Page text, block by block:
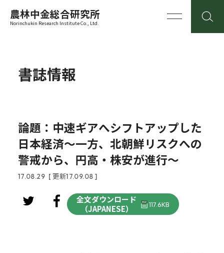
農林中金総合研究所
Norinchukin Research Institute Co., Ltd.
書誌情報
論題：中速ギアへシフトアップした
日本経済～一方、北朝鮮リスクへの
警戒から、円高・株安が進行～
17.08.29 [ 更新17.09.08 ]
全文ダウンロード
（JAPANESE）
117.6KB